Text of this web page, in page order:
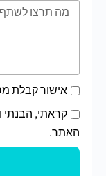
אישור קבלת
קראתי, הבנתי
האתר.